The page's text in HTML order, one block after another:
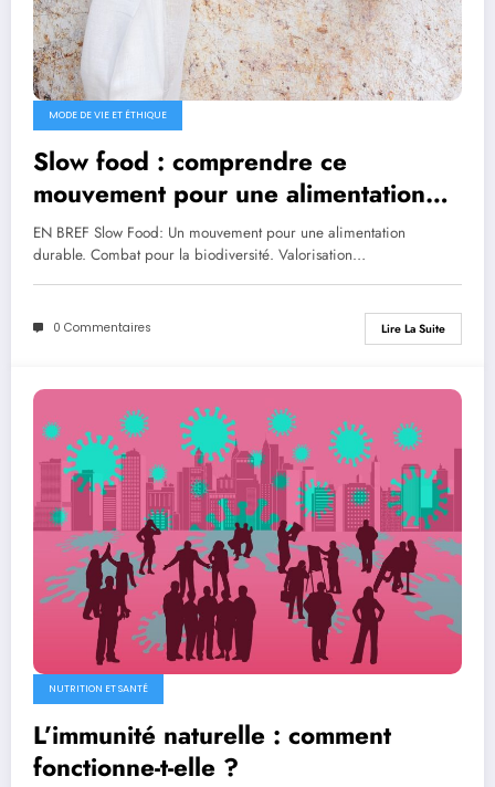
MODE DE VIE ET ÉTHIQUE
Slow food : comprendre ce
mouvement pour une alimentation
durable
EN BREF Slow Food: Un mouvement pour une alimentation
durable. Combat pour la biodiversité. Valorisation…
0 Commentaires Lire La Suite
NUTRITION ET SANTÉ
L’immunité naturelle : comment
fonctionne-t-elle ?